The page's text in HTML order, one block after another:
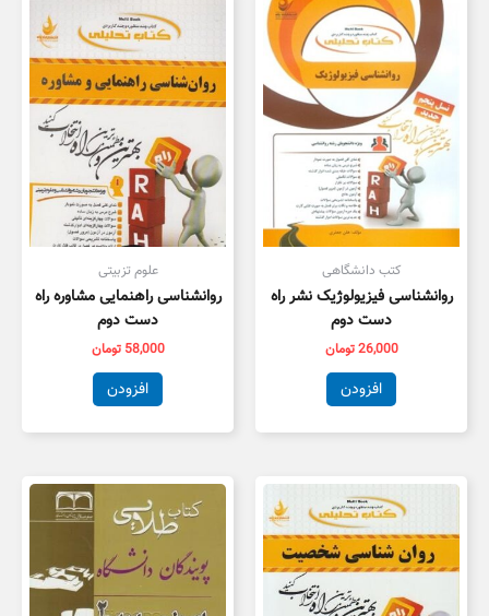
کتب دانشگاهی
روانشناسی فیزیولوژیک نشر راه
دست دوم
26,000تومان
افزودن
علوم تزبیتی
روانشناسی راهنمایی مشاوره راه
دست دوم
58,000 تومان
افزودن